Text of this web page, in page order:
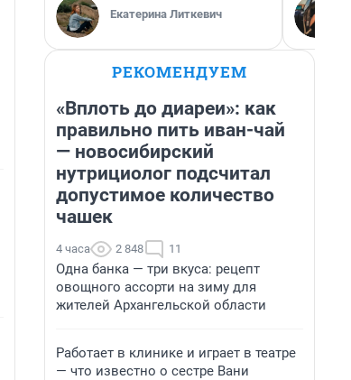
Екатерина Литкевич
РЕКОМЕНДУЕМ
«Вплоть до диареи»: как
правильно пить иван-чай
— новосибирский
нутрициолог подсчитал
допустимое количество
чашек
4 часа 2 848 11
Одна банка — три вкуса: рецепт
овощного ассорти на зиму для
жителей Архангельской области
Работает в клинике и играет в театре
— что известно о сестре Вани